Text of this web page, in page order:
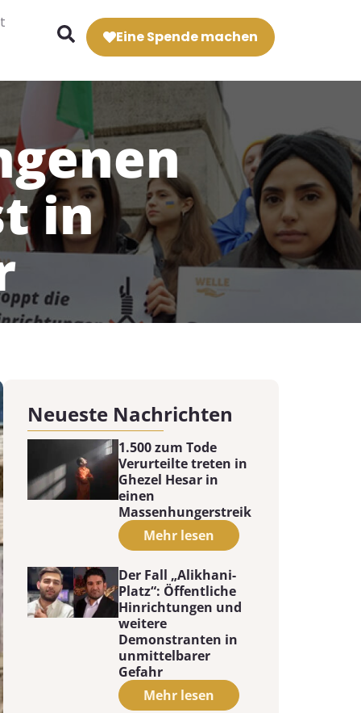
Eine Spende machen
in
Neueste Nachrichten
1.500 zum Tode
Verurteilte treten in
Ghezel Hesar in
einen
Massenhungerstreik
Mehr lesen
Der Fall „Alikhani-
Platz“: Öffentliche
Hinrichtungen und
weitere
Demonstranten in
unmittelbarer
Gefahr
Mehr lesen